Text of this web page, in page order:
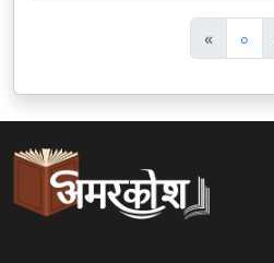
«पि
छ
ला
০